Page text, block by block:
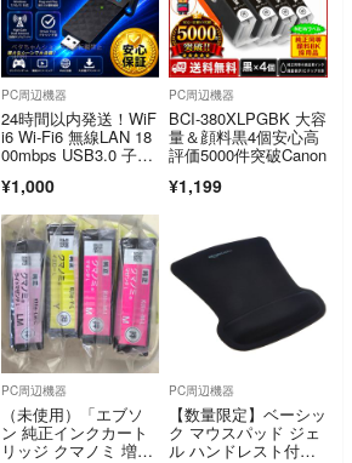
PC周辺機器
24時間以内発送！WiF
i6 Wi-Fi6 無線LAN 18
00mbps USB3.0 子機
8081
¥1,000
PC周辺機器
BCI-380XLPGBK 大容
量＆顔料黒4個安心高
評価5000件突破Canon
¥1,199
PC周辺機器
（未使用）「エブソ
ン 純正インクカート
リッジ クマノミ 増
PC周辺機器
【数量限定】ベーシッ
ク マウスパッド ジェ
ル ハンドレスト付